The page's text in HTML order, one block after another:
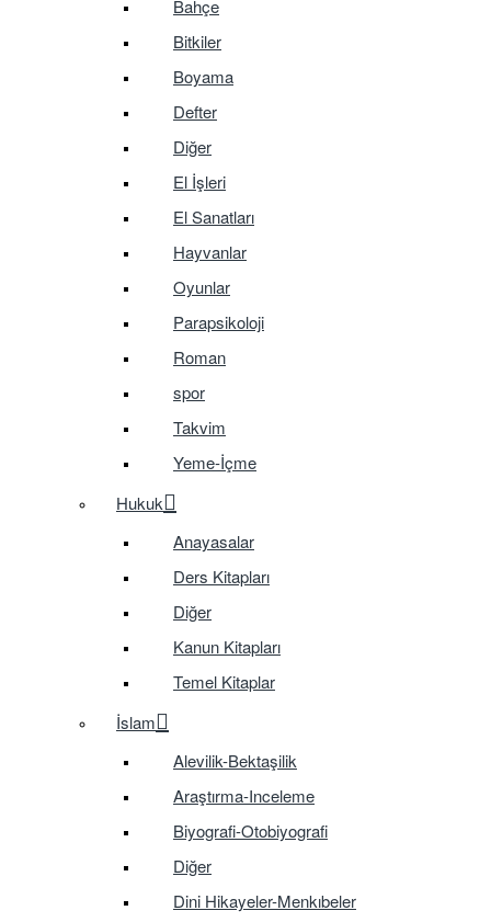
Bahçe
Bitkiler
Boyama
Defter
Diğer
El İşleri
El Sanatları
Hayvanlar
Oyunlar
Parapsikoloji
Roman
spor
Takvim
Yeme-İçme
Hukuk
Anayasalar
Ders Kitapları
Diğer
Kanun Kitapları
Temel Kitaplar
İslam
Alevilik-Bektaşilik
Araştırma-Inceleme
Biyografi-Otobiyografi
Diğer
Dini Hikayeler-Menkıbeler